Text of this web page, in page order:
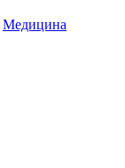
Медицина